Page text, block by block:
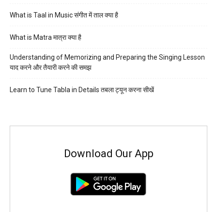
What is Taal in Music संगीत में ताल क्या है
What is Matra मात्रा क्या है
Understanding of Memorizing and Preparing the Singing Lesson
याद करने और तैयारी करने की समझ
Learn to Tune Tabla in Details तबला ट्यून करना सीखें
Download Our App